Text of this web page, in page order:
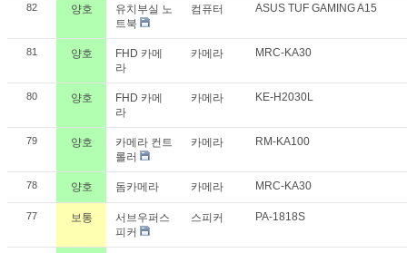
82 양호
유치부실 노
트북
컴퓨터 ASUS TUF GAMING A15
81 양호
FHD 카메
라
카메라 MRC-KA30
80 양호
FHD 카메
라
카메라 KE-H2030L
79 양호
카메라 컨트
롤러
카메라 RM-KA100
78 양호 돔카메라 카메라 MRC-KA30
77 보통
서브우퍼스
피커
스피커 PA-1818S